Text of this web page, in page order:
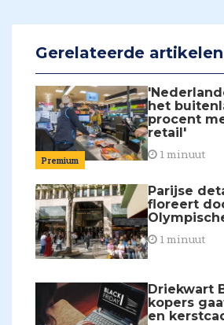
Gerelateerde artikelen
Premium
het
procent
retail'
1 minuut
Parijse
floreert
1 minuut
Driekwart
kopers
en